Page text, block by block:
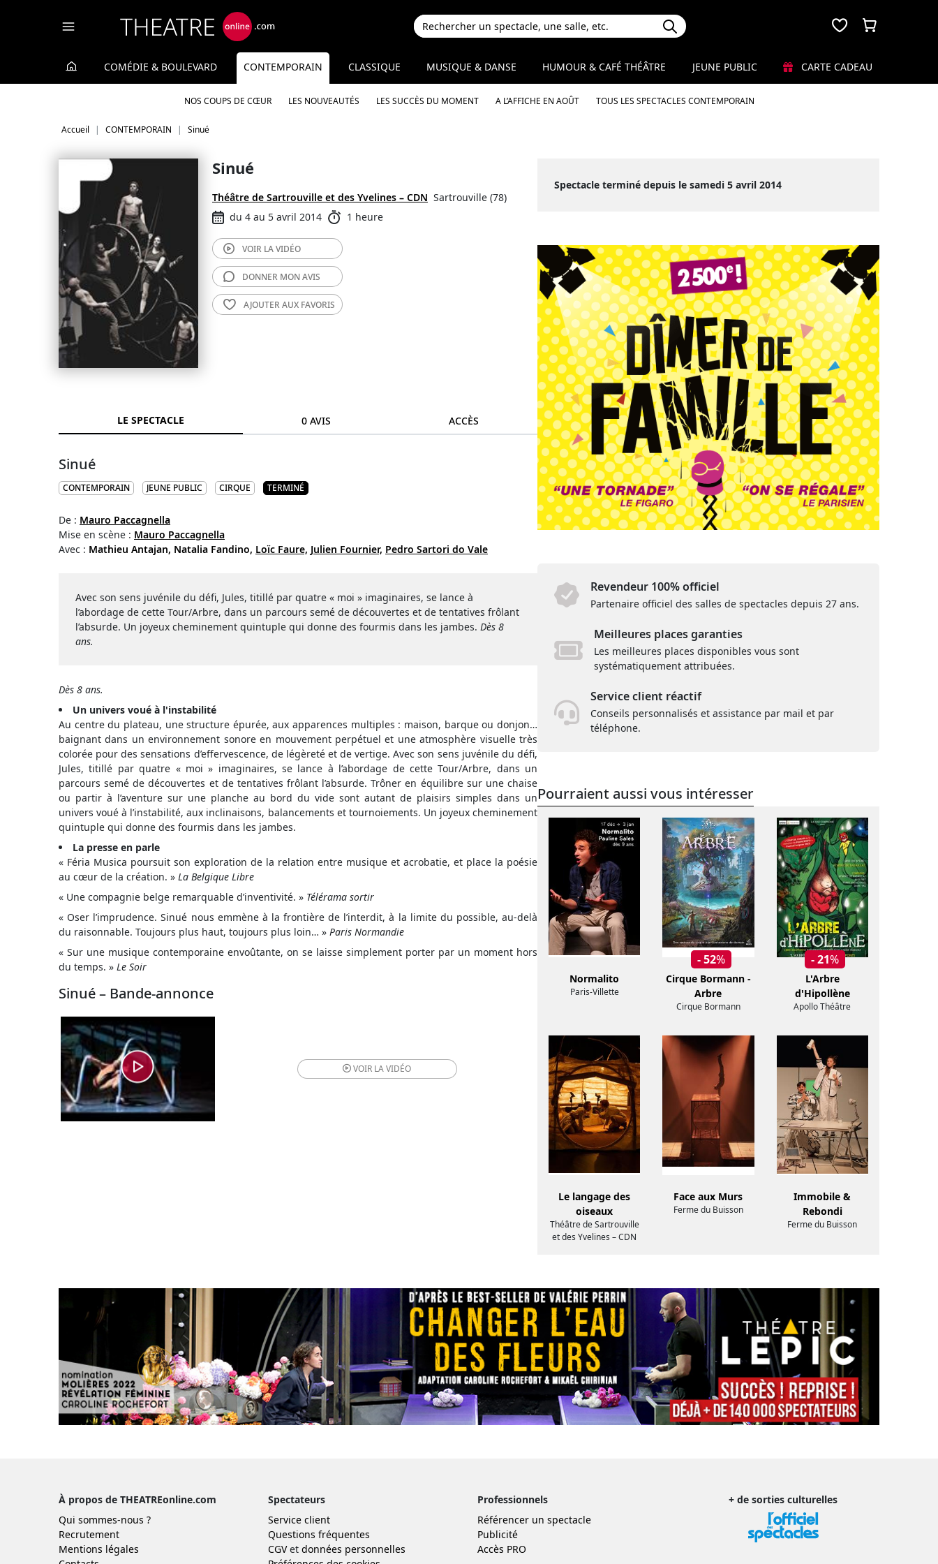
COMÉDIE & BOULEVARD CONTEMPORAIN
NOS COUPS DE CŒUR LES NOUVEAUTÉS LES SUCCÈS DU MOMENT A L’AFFICHE EN AOÛT TOUS LES SPECTACLES CONTEMPORAIN
CLASSIQUE MUSIQUE & DANSE HUMOUR & CAFÉ THÉÂTRE JEUNE PUBLIC CARTE CADEAU
Accueil CONTEMPORAIN Sinué
Sinué
Théâtre de Sartrouville et des Yvelines – CDN Sartrouville (78)
du 4 au 5 avril 2014
1 heure
VOIR LAVIDÉO
DONNER MON AVIS
AJOUTER AUX FAVORIS
LE SPECTACLE 0 AVIS ACCÈS
Sinué
CONTEMPORAIN JEUNE PUBLIC CIRQUE TERMINÉ
De : Mauro Paccagnella
Mise en scène : Mauro Paccagnella
Avec : Mathieu Antajan, Natalia Fandino, Loïc Faure, Julien Fournier, Pedro Sartori do Vale
Avec son sens juvénile du défi, Jules, titillé par quatre « moi » imaginaires, se lance à
l’abordage de cette Tour/Arbre, dans un parcours semé de découvertes et de tentatives frôlant
l’absurde. Un joyeux cheminement quintuple qui donne des fourmis dans les jambes. Dès 8
ans.
Dès 8 ans.
Un univers voué à l'instabilité
Au centre du plateau, une structure épurée, aux apparences multiples : maison, barque ou donjon…
baignant dans un environnement sonore en mouvement perpétuel et une atmosphère visuelle très
colorée pour des sensations d’effervescence, de légèreté et de vertige. Avec son sens juvénile du défi,
Jules, titillé par quatre « moi » imaginaires, se lance à l’abordage de cette Tour/Arbre, dans un
parcours semé de découvertes et de tentatives frôlant l’absurde. Trôner en équilibre sur une chaise
ou partir à l’aventure sur une planche au bord du vide sont autant de plaisirs simples dans un
univers voué à l’instabilité, aux inclinaisons, balancements et tournoiements. Un joyeux cheminement
quintuple qui donne des fourmis dans les jambes.
La presse en parle
« Féria Musica poursuit son exploration de la relation entre musique et acrobatie, et place la poésie
au cœur de la création. » La Belgique Libre
« Une compagnie belge remarquable d’inventivité. » Télérama sortir
« Oser l’imprudence. Sinué nous emmène à la frontière de l’interdit, à la limite du possible, au-delà
du raisonnable. Toujours plus haut, toujours plus loin… » Paris Normandie
« Sur une musique contemporaine envoûtante, on se laisse simplement porter par un moment hors
du temps. » Le Soir
Sinué – Bande-annonce
VOIR LAVIDÉO
Spectacle terminé depuis le samedi 5 avril 2014
Revendeur 100% officiel
Partenaire officiel des salles de spectacles depuis 27 ans.
Meilleures places garanties
Les meilleures places disponibles vous sont
systématiquement attribuées.
Service client réactif
Conseils personnalisés et assistance par mail et par
téléphone.
Pourraient aussi vous intéresser
Normalito
Paris-Villette
- 52%
Cirque Bormann -
Arbre
Cirque Bormann
- 21%
L'Arbre
d'Hipollène
Apollo Théâtre
Le langage des
oiseaux
Théâtre de Sartrouville
et des Yvelines – CDN
Face aux Murs
Ferme du Buisson
Immobile &
Rebondi
Ferme du Buisson
À propos de THEATREonline.com
Qui sommes-nous ?
Recrutement
Mentions légales
Spectateurs
Service client
Questions fréquentes
CGVet données personnelles
Professionnels
Référencer un spectacle
Publicité
Accès PRO
+ de sorties culturelles